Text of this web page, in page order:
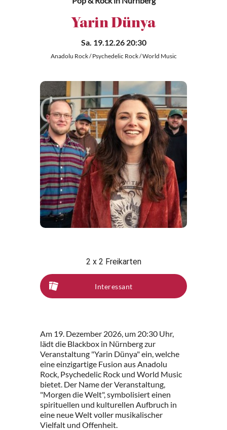
Yarin Dünya
Sa. 19.12.26 20:30
Anadolu Rock / Psychedelic Rock / World Music
2 x 2 Freikarten
Interessant
Am 19. Dezember 2026, um 20:30 Uhr,
lädt die Blackbox in Nürnberg zur
Veranstaltung "Yarin Dünya" ein, welche
eine einzigartige Fusion aus Anadolu
Rock, Psychedelic Rock und World Music
bietet. Der Name der Veranstaltung,
"Morgen die Welt", symbolisiert einen
spirituellen und kulturellen Aufbruch in
eine neue Welt voller musikalischer
Vielfalt und Offenheit.